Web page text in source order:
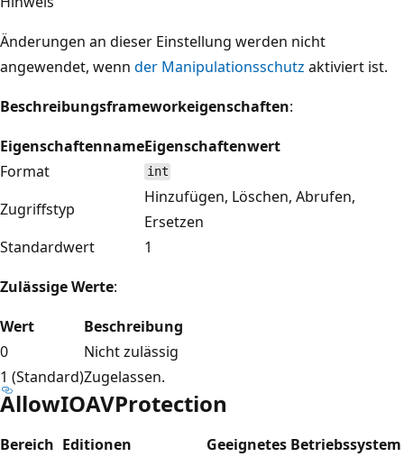
Änderungen an dieser Einstellung werden nicht
angewendet, wenn der Manipulationsschutz aktiviert ist.
Beschreibungsframeworkeigenschaften:
EigenschaftennameEigenschaftenwert
Format
int
Zugriffstyp
Hinzufügen, Löschen, Abrufen,
Ersetzen
Standardwert
1
Zulässige Werte:
Wert
Beschreibung
0
Nicht zulässig
1 (Standard)Zugelassen.
AllowIOAVProtection
Bereich Editionen Geeignetes Betriebssystem